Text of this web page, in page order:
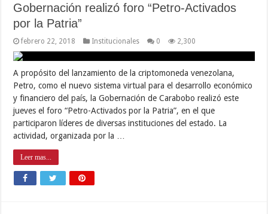
Gobernación realizó foro “Petro-Activados
por la Patria”
febrero 22, 2018 Institucionales 0 2,300
A propósito del lanzamiento de la criptomoneda venezolana,
Petro, como el nuevo sistema virtual para el desarrollo económico
y financiero del país, la Gobernación de Carabobo realizó este
jueves el foro “Petro-Activados por la Patria”, en el que
participaron líderes de diversas instituciones del estado. La
actividad, organizada por la …
Leer mas...